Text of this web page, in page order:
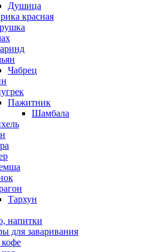
Душица
красная
Чабрец
Пажитник
Шамбала
Тархун
напитки
для заваривания